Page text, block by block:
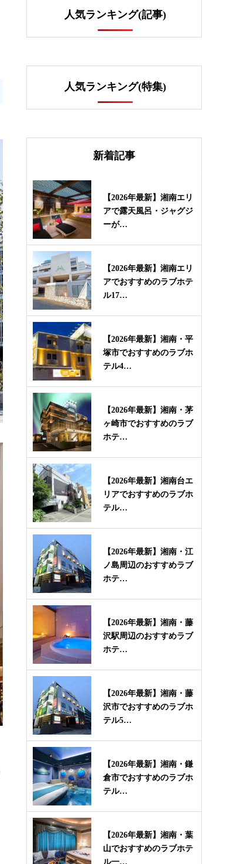
人気ランキング(記事)
人気ランキング(特集)
新着記事
【2026年最新】湘南エリ
アで露天風呂・ジャグジ
ーが…
【2026年最新】湘南エリ
アでおすすめのラブホテ
ル17…
【2026年最新】湘南・平
塚市でおすすめのラブホ
テル4…
【2026年最新】湘南・茅
ヶ崎市でおすすめのラブ
ホテ…
【2026年最新】湘南台エ
リアでおすすめのラブホ
テル…
【2026年最新】湘南・江
ノ島周辺のおすすめラブ
ホテ…
【2026年最新】湘南・藤
沢駅周辺のおすすめラブ
ホテ…
【2026年最新】湘南・藤
沢市でおすすめのラブホ
テル5…
【2026年最新】湘南・鎌
倉市でおすすめのラブホ
テル…
【2026年最新】湘南・葉
山でおすすめのラブホテ
ル一…